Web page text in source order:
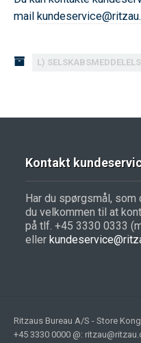
mail
L)
Kontakt
Har du spørgsmål, som
du velkommen til at
på tlf. +45 3330 0333
eller
Ritzaus Bureau A/S - Store
+45 3330 0000 @: